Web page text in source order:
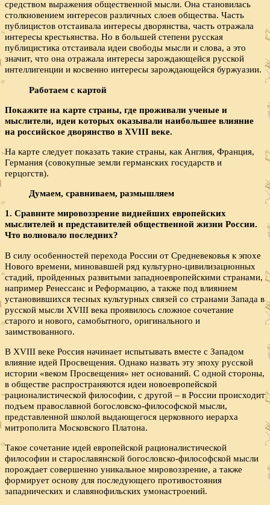
средством выражения общественной мысли. Она становилась
столкновением интересов различных слоев общества. Часть
публицистов отстаивала интересы дворянства, часть отражала
интересы крестьянства. Но в большей степени русская
публицистика отстаивала идеи свободы мысли и слова, а это
значит, что она отражала интересы зарождающейся русской
интеллигенции и косвенно интересы зарождающейся буржуазии.
Работаем с картой
Покажите на карте страны, где проживали ученые и
мыслители, идеи которых оказывали наибольшее влияние
на российское дворянство в XVIII веке.
На карте следует показать такие страны, как Англия, Франция,
Германия (совокупные земли германских государств и
герцогств).
Думаем, сравниваем, размышляем
1. Сравните мировоззрение виднейших европейских
мыслителей и представителей общественной жизни России.
Что волновало последних?
В силу особенностей перехода России от Средневековья к эпохе
Нового времени, миновавшей ряд культурно-цивилизационных
стадий, пройденных развитыми западноевропейскими странами,
например Ренессанс и Реформацию, а также под влиянием
установившихся тесных культурных связей со странами Запада в
русской мысли XVIII века проявилось сложное сочетание
старого и нового, самобытного, оригинального и
заимствованного.
В XVIII веке Россия начинает испытывать вместе с Западом
влияние идей Просвещения. Однако назвать эту эпоху русской
истории «веком Просвещения» нет оснований. С одной стороны,
в обществе распространяются идеи новоевропейской
рационалистической философии, с другой – в России происходит
подъем православной богословско-философской мысли,
представленной школой выдающегося церковного иерарха
митрополита Московского Платона.
Такое сочетание идей европейской рационалистической
философии и старославянской богословско-философской мысли
порождает совершенно уникальное мировоззрение, а также
формирует основу для последующего противостояния
западнических и славянофильских умонастроений.